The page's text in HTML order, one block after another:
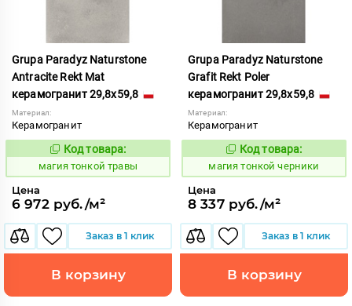
Grupa Paradyz Naturstone
Antracite Rekt Mat
керамогранит 29,8x59,8
Материал:
Керамогранит
919107
Код товара:
магия тонкой травы
Цена
6 972 руб./м²
Заказ в 1 клик
В корзину
Grupa Paradyz Naturstone
Grafit Rekt Poler
керамогранит 29,8x59,8
Материал:
Керамогранит
919119
Код товара:
магия тонкой черники
Цена
8 337 руб./м²
Заказ в 1 клик
В корзину